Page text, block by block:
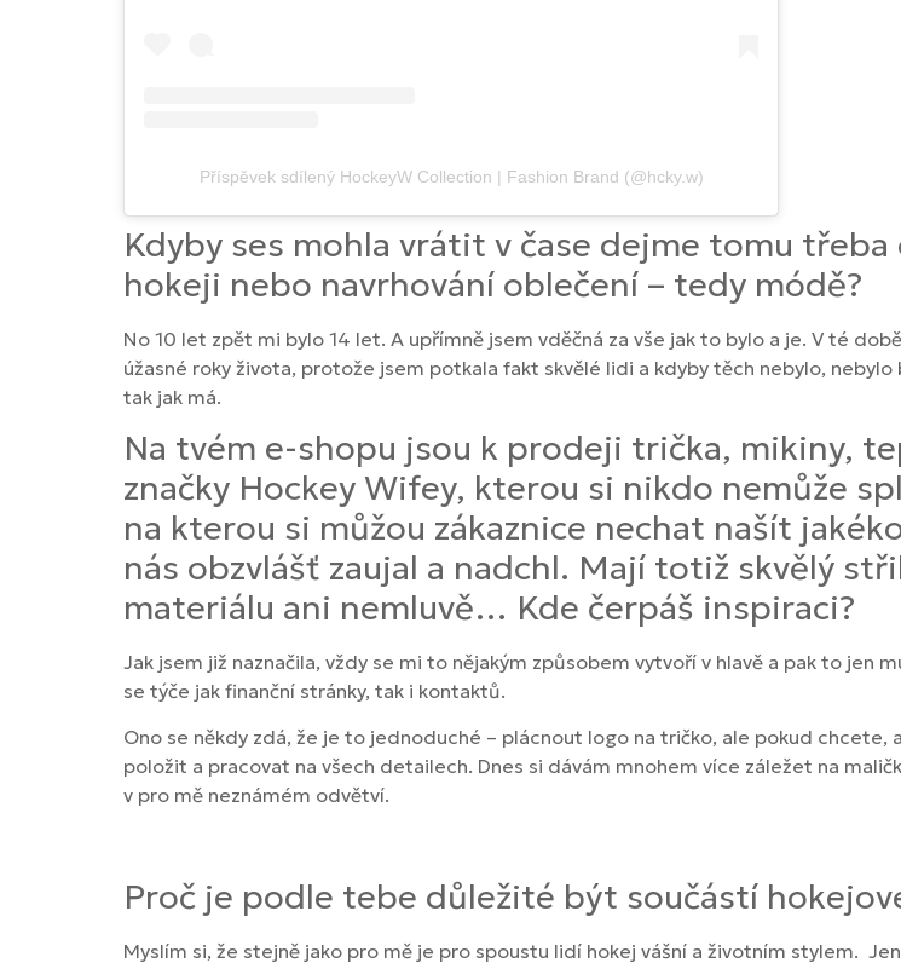
Příspěvek sdílený HockeyW Collection | Fashion Brand (@hcky.w)
Kdyby ses mohla vrátit v čase dejme tomu
hokeji nebo navrhování oblečení – tedy módě?
No 10 let zpět mi bylo 14 let. A upřímně jsem vděčná za vše jak to bylo a je. V té
úžasné roky života, protože jsem potkala fakt skvělé lidi a kdyby těch nebylo, nebylo
tak jak má.
Na tvém e-shopu jsou k prodeji trička, mikiny,
značky Hockey Wifey, kterou si nikdo nemůže
na kterou si můžou zákaznice nechat našít
nás obzvlášť zaujal a nadchl. Mají totiž skvělý
materiálu ani nemluvě… Kde čerpáš inspiraci?
Jak jsem již naznačila, vždy se mi to nějakým způsobem vytvoří v hlavě a pak to jen
se týče jak finanční stránky, tak i kontaktů.
Ono se někdy zdá, že je to jednoduché – plácnout logo na tričko, ale pokud
položit a pracovat na všech detailech. Dnes si dávám mnohem více záležet na
v pro mě neznámém odvětví.
Proč je podle tebe důležité být součástí
Myslím si, že stejně jako pro mě je pro spoustu lidí hokej vášní a životním stylem.